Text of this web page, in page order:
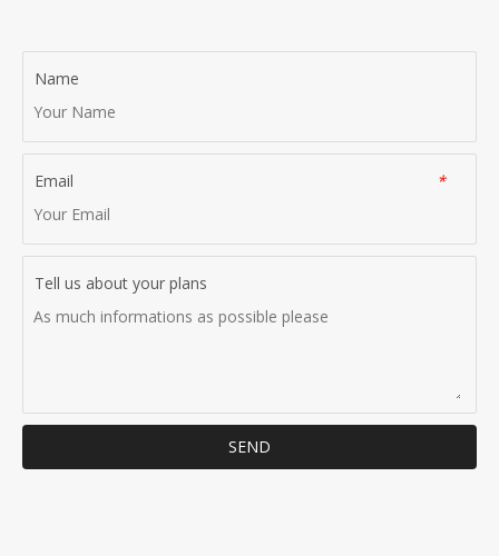
Name
*
Email
Tell us about your plans
SEND